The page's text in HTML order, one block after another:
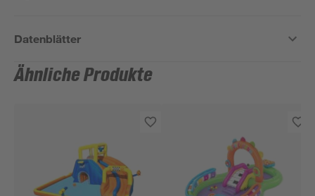
Datenblätter
Ähnliche Produkte